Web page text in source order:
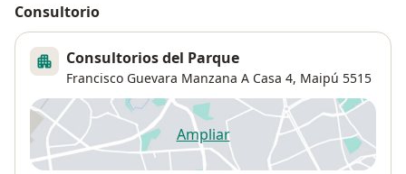
Consultorio
Consultorios del Parque
Francisco Guevara Manzana A Casa 4, Maipú 5515
Ampliarse abre en una nueva